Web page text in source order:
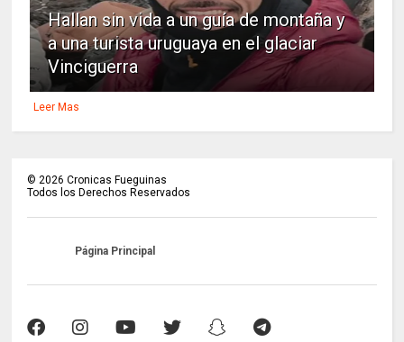
Hallan sin vida a un guía de montaña y
a una turista uruguaya en el glaciar
Vinciguerra
Leer Mas
©2026 Cronicas Fueguinas
Todos los Derechos Reservados
Página Principal